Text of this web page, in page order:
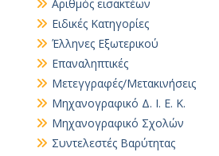
Αριθμός εισακτέων
Ειδικές Κατηγορίες
Έλληνες Εξωτερικού
Επαναληπτικές
Μετεγγραφές/Μετακινήσεις
Μηχανογραφικό Δ. Ι. Ε. Κ.
Μηχανογραφικό Σχολών
Συντελεστές Βαρύτητας